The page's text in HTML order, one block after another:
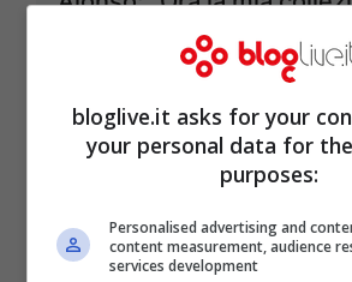
è completa”
GP Abu Dhabi: vince
bloglive.it asks for your
your personal data for
purposes:
Personalised advertising and
content measurement, audience
services development